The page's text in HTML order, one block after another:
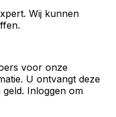
Wij kunnen
voor onze
U ontvangt deze
Inloggen om